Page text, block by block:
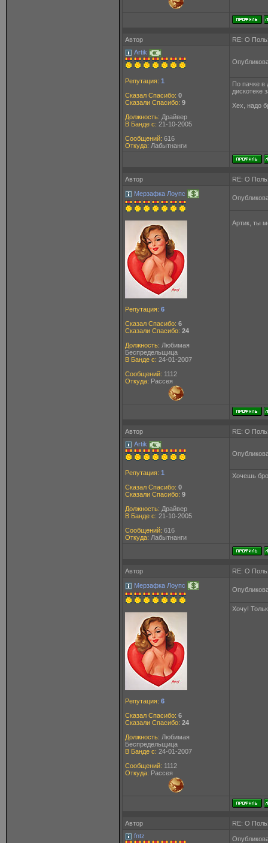
Автор
RE: О
Artik
Репутация: 1
Сказал Спасибо: 0
Сказали Спасибо: 9
Должность: Драйвер
В Банде с: 21-10-2005
Сообщений: 616
Откуда: Лабытнанги
По пачке в
дискотеке
Хех, надо
Автор
RE: О
Мерзафка Лоупс
Репутация: 6
Сказал Спасибо: 6
Сказали Спасибо: 24
Должность: Любимая
Беспредельщица
В Банде с: 24-01-2007
Сообщений: 1112
Откуда: Рассея
Артик, ты
Автор
RE: О
Artik
Репутация: 1
Сказал Спасибо: 0
Сказали Спасибо: 9
Должность: Драйвер
В Банде с: 21-10-2005
Сообщений: 616
Откуда: Лабытнанги
Хочешь
Автор
RE: О
Мерзафка Лоупс
Репутация: 6
Сказал Спасибо: 6
Сказали Спасибо: 24
Должность: Любимая
Беспредельщица
В Банде с: 24-01-2007
Сообщений: 1112
Откуда: Рассея
Хочу!
Автор
RE: О
fntz